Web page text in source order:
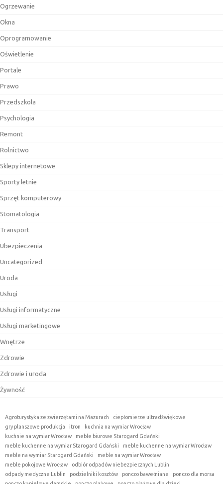
Ogrzewanie
Okna
Oprogramowanie
Oświetlenie
Portale
Prawo
Przedszkola
Psychologia
Remont
Rolnictwo
Sklepy internetowe
Sporty letnie
Sprzęt komputerowy
Stomatologia
Transport
Ubezpieczenia
Uncategorized
Uroda
Usługi
Usługi informatyczne
Usługi marketingowe
Wnętrze
Zdrowie
Zdrowie i uroda
Żywność
Agroturystyka ze zwierzętami na Mazurach
ciepłomierze ultradźwiękowe
gry planszowe produkcja
itron
kuchnia na wymiar Wrocław
kuchnie na wymiar Wrocław
meble biurowe Starogard Gdański
meble kuchenne na wymiar Starogard Gdański
meble kuchenne na wymiar Wrocław
meble na wymiar Starogard Gdański
meble na wymiar Wrocław
meble pokojowe Wrocław
odbiór odpadów niebezpiecznych Lublin
odpady medyczne Lublin
podzielniki kosztów ponczo bawełniane
ponczo dla morsa